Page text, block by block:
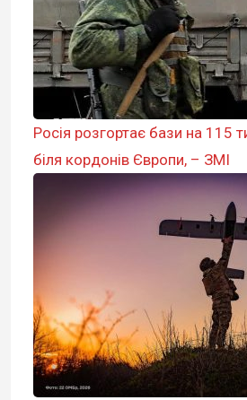
Росія розгортає бази на 115
біля кордонів Європи, – ЗМІ